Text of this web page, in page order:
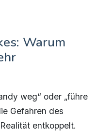
Warum
weg“ oder „führe
Gefahren des
entkoppelt.